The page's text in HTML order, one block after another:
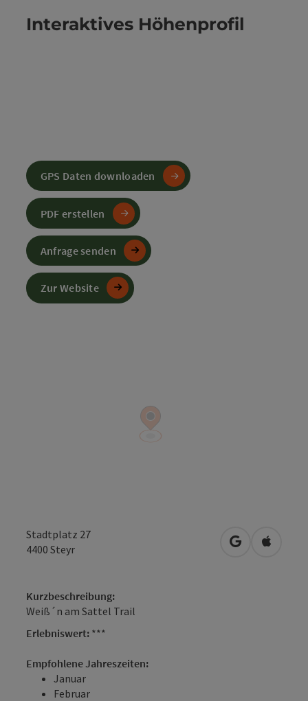
Stadtplatz 27
4400 Steyr in Google
in
Kurzbeschreibung:
Weiß´n am Sattel Trail
Erlebniswert: ***
Empfohlene Jahreszeiten:
Januar
Februar
Interaktives Höhenprofil
GPS Daten downloaden
PDF erstellen
Anfrage senden
Zur Website